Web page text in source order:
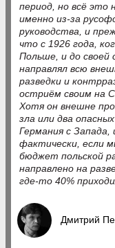
период, но всё это
именно из-за
руководства, и
что с 1926 года,
Польше, и до своей
направлял всю
разведки и
остриём своим на
Хотя он внешне
зла или два
Германия с
фактически, если
бюджет польской
направлено на
где-то 40%
Дмитрий